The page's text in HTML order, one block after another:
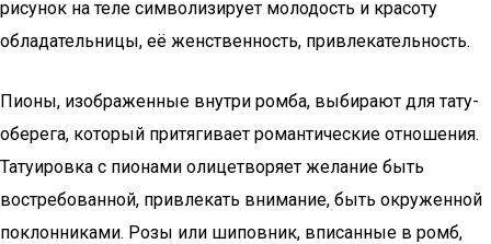
рисунок на теле символизирует молодость и красоту
обладательницы, её женственность, привлекательность.
Пионы, изображенные внутри ромба, выбирают для тату-
оберега, который притягивает романтические отношения.
Татуировка с пионами олицетворяет желание быть
востребованной, привлекать внимание, быть окруженной
поклонниками. Розы или шиповник, вписанные в ромб,